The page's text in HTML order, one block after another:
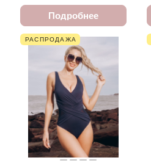
Подробнее
РАСПРОДАЖА